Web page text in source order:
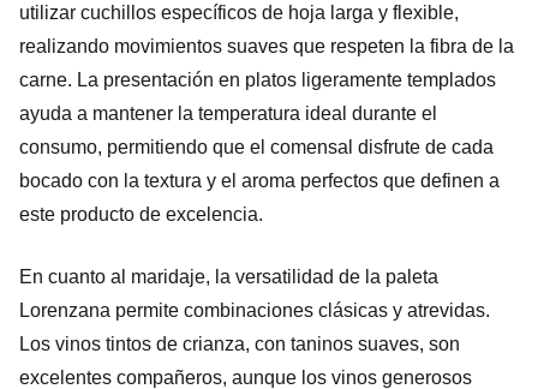
utilizar cuchillos específicos de hoja larga y flexible,
realizando movimientos suaves que respeten la fibra de la
carne. La presentación en platos ligeramente templados
ayuda a mantener la temperatura ideal durante el
consumo, permitiendo que el comensal disfrute de cada
bocado con la textura y el aroma perfectos que definen a
este producto de excelencia.
En cuanto al maridaje, la versatilidad de la paleta
Lorenzana permite combinaciones clásicas y atrevidas.
Los vinos tintos de crianza, con taninos suaves, son
excelentes compañeros, aunque los vinos generosos